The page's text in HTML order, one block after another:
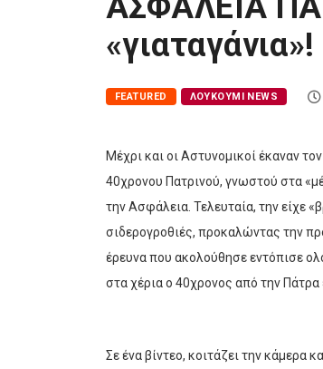
«γιαταγάνια»!
FEATURED ΛΟΥΚΟΎΜΙ NEWS
Μέχρι και οι Αστυνομικοί έκαναν
40χρονου Πατρινού, γνωστού στα
την Ασφάλεια. Τελευταία, την είχε
σιδερογροθιές, προκαλώντας την
έρευνα που ακολούθησε εντόπισε
στα χέρια ο 40χρονος από την
Σε ένα βίντεο, κοιτάζει την κάμερα